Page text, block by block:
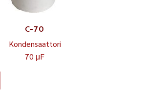
C-70
Kondensaattori
70 μF